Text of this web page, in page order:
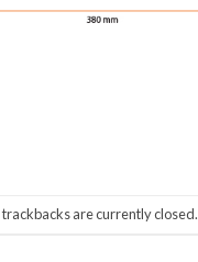
are currently closed.